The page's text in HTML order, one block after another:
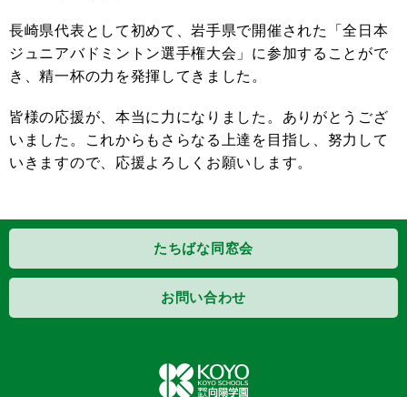
長崎県代表として初めて、岩手県で開催された「全日本
ジュニアバドミントン選手権大会」に参加することがで
き、精一杯の力を発揮してきました。
皆様の応援が、本当に力になりました。ありがとうござ
いました。これからもさらなる上達を目指し、努力して
いきますので、応援よろしくお願いします。
たちばな同窓会
お問い合わせ